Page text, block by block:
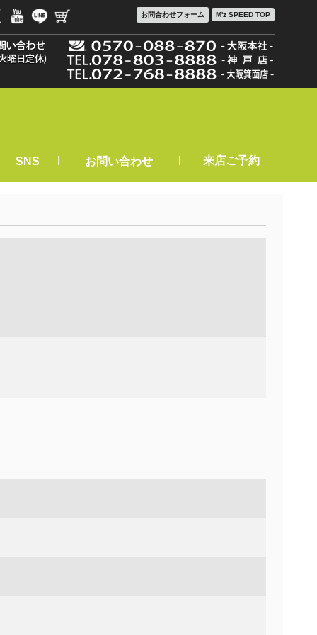
お問合わせフォーム M'z SPEED TOP
SNS | お問い合わせ | 来店ご予約